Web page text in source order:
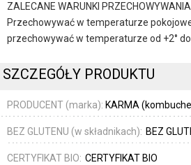
ZALECANE WARUNKI PRZECHOWYWANIA
Przechowywać w temperaturze
przechowywać w temperaturze od +2° do
SZCZEGÓŁY PRODUKTU
PRODUCENT (marka): KARMA
BEZ GLUTENU (w składnikach): BEZ
CERTYFIKAT BIO: CERTYFIKAT BIO